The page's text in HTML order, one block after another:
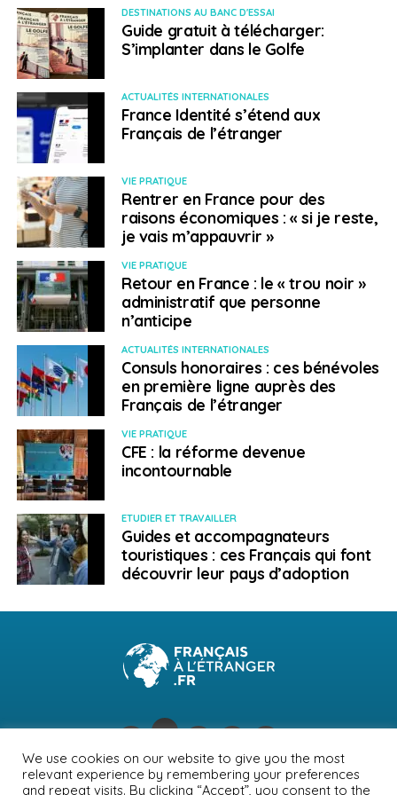
d’évaluer son niveau en langue étrangère et de
l’améliorer
grâce à des cours en ligne gratuits et un
accompagnement interactif en direct.
L’application Erasmus + est dès à présent disponible
sur Play Store et Apple Store.
En savoir plus
SUJETS ASSOCIÉS: ERASMUS FEATURED
A SUIVRE
Retraite à points : quid des Français hors de l’UE?
NE RATEZ PAS
Etudes en France : petit guide pour les bacheliers
à l’étranger
Weena Truscelli
DESTINATIONS AU BANC D'ESSAI
Guide gratuit à télécharger:
S’implanter dans le Golfe
ACTUALITÉS INTERNATIONALES
France Identité s’étend aux
Français de l’étranger
VIE PRATIQUE
Rentrer en France pour des
raisons économiques : « si je reste,
je vais m’appauvrir »
VIE PRATIQUE
Retour en France : le « trou noir »
administratif que personne
n’anticipe
ACTUALITÉS INTERNATIONALES
Consuls honoraires : ces bénévoles
en première ligne auprès des
Français de l’étranger
VIE PRATIQUE
CFE : la réforme devenue
incontournable
ETUDIER ET TRAVAILLER
Guides et accompagnateurs
touristiques : ces Français qui font
découvrir leur pays d’adoption
NEWSLETTER PUBLICITÉ CONTACTS MENTIONS LÉGALES
We use cookies on our website to give you the most
relevant experience by remembering your preferences
and repeat visits. By clicking “Accept”, you consent to the